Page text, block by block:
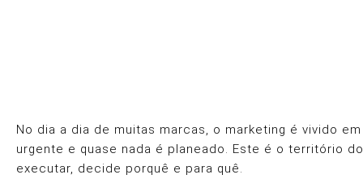
No dia a dia de muitas marcas, o marketing é vivido
urgente e quase nada é planeado. Este é o território
executar, decide porquê e para quê.